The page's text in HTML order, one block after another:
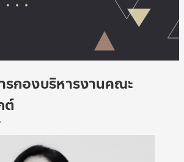
รกองบริหารงานคณะ
ต์